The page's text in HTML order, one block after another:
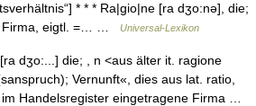
* * * Ra|gio|ne [ra dʒo:nə], die;
Firma, eigtl. =… …
Universal-Lexikon
dʒo:...] die; , n <aus älter it. ragione
Vernunft«, dies aus lat. ratio,
Handelsregister eingetragene Firma …